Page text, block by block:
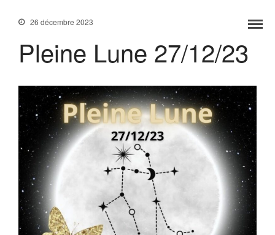
Services
Formations
Tarifs
Blog
Contact
26 décembre 2023
Pleine Lune 27/12/23